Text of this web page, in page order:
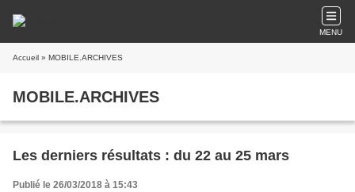
MENU
Accueil » MOBILE.ARCHIVES
MOBILE.ARCHIVES
Les derniers résultats : du 22 au 25 mars
Publié le 26/03/2018 à 15:43